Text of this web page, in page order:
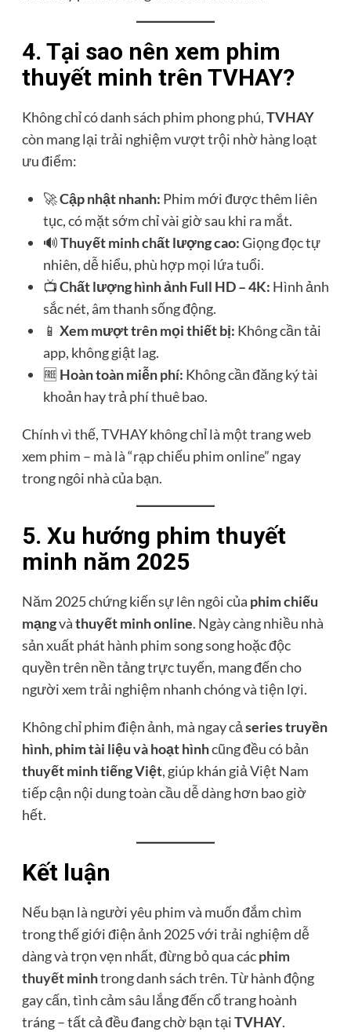
4. Tại sao nên xem phim
thuyết minh trên TVHAY?
Không chỉ có danh sách phim phong phú,TVHAY
còn mang lại trải nghiệm vượt trội nhờ hàng loạt
ưu điểm:
🚀Cập nhật nhanh: Phim mới được thêm liên
tục, có mặt sớm chỉ vài giờ sau khi ra mắt.
🔊Thuyết minh chất lượng cao:Giọng đọc tự
nhiên, dễ hiểu, phù hợp mọi lứa tuổi.
📺Chất lượng hình ảnh Full HD – 4K: Hình ảnh
sắc nét, âm thanh sống động.
📱 Xem mượt trên mọi thiết bị: Không cần tải
app, không giật lag.
🆓 Hoàn toàn miễn phí: Không cần đăng ký tài
khoản hay trả phí thuê bao.
Chính vì thế, TVHAY không chỉ là một trang web
xem phim – mà là “rạp chiếu phim online” ngay
trong ngôi nhà của bạn.
5. Xu hướng phim thuyết
minh năm 2025
Năm 2025 chứng kiến sự lên ngôi của phim chiếu
mạngvàthuyết minh online. Ngày càng nhiều nhà
sản xuất phát hành phim song song hoặc độc
quyền trên nền tảng trực tuyến, mang đến cho
người xem trải nghiệm nhanh chóng và tiện lợi.
Không chỉ phim điện ảnh, mà ngay cảseries truyền
hình, phim tài liệu và hoạt hìnhcũng đều có bản
thuyết minh tiếng Việt, giúp khán giả Việt Nam
tiếp cận nội dung toàn cầu dễ dàng hơn bao giờ
hết.
Kết luận
Nếu bạn là người yêu phim và muốn đắm chìm
trong thế giới điện ảnh 2025 với trải nghiệm dễ
dàng và trọn vẹn nhất, đừng bỏ qua cácphim
thuyết minhtrong danh sách trên. Từ hành động
gay cấn, tình cảm sâu lắng đến cổ trang hoành
tráng – tất cả đều đang chờ bạn tạiTVHAY.